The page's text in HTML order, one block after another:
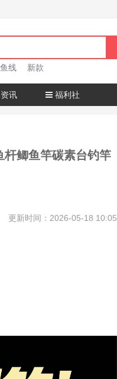
鱼线 新款
讯 福利社
杆鲫鱼竿碳素台钓竿
更新时间：2026-05-18 10:05